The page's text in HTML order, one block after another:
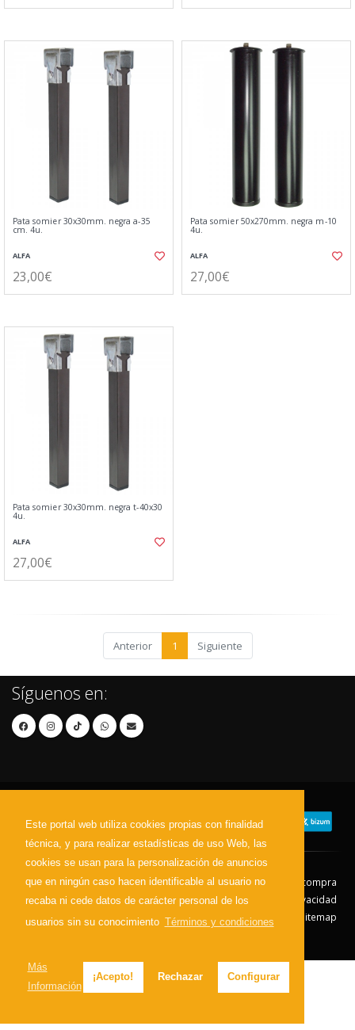
Este portal web utiliza cookies propias con finalidad
técnica, y para realizar estadísticas de uso Web, las
cookies se usan para la personalización de anuncios
que en ningún caso hacen identificable al usuario no
recaba ni cede datos de carácter personal de los
usuarios sin su conocimiento Términos y condiciones
Más
Información
¡Acepto! Rechazar Configurar
Pata somier 30x30mm. negra a-35
cm. 4u.
ALFA
23,00€
Pata somier 50x270mm. negra m-10
4u.
ALFA
27,00€
Pata somier 30x30mm. negra t-40x30
4u.
ALFA
27,00€
Anterior 1 Siguiente
Síguenos en:
Contacto Aviso Legal
Condiciones de compra
Política de envíos
Política de devolución
Política de Privacidad
Política de Cookies
Sitemap